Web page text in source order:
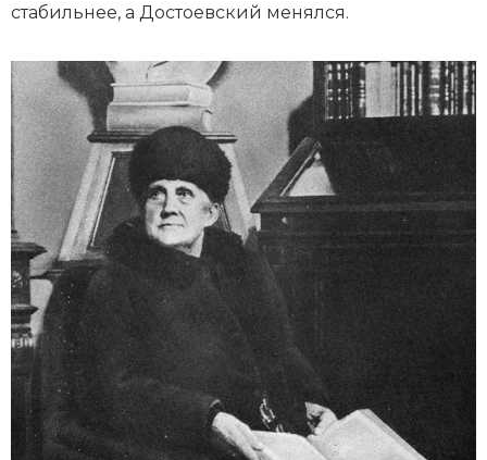
стабильнее, а Достоевский менялся.